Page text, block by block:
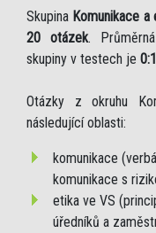
Skupina Komunikace a
20 otázek.
skupiny v testech je
Otázky z okruhu
následující oblasti:
komunikace
komunikace s
etika ve VS
úředníků a